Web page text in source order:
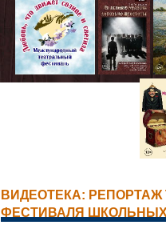
ВИДЕОТЕКА:
ФЕСТИВАЛЯ